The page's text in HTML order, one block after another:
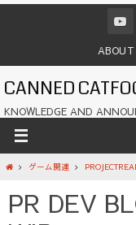
へ
ス
プ
CANNED
KNOWLEDGE AND
ホ
ゲーム関連
PR DEV